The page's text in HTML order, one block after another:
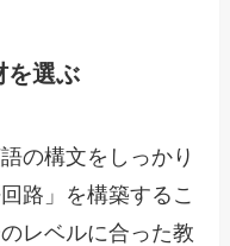
を選ぶ
の構文をしっかり
路」を構築するこ
レベルに合った教